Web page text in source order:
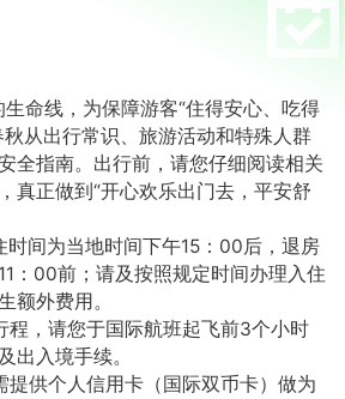
命线，为保障游客“住得安心、吃得
从出行常识、旅游活动和特殊人群
全指南。出行前，请您仔细阅读相关
真正做到“开心欢乐出门去，平安舒
时间为当地时间下午15：00后，退房
：00前；请及按照规定时间办理入住
额外费用。
程，请您于国际航班起飞前3个小时
出入境手续。
提供个人信用卡（国际双币卡）做为